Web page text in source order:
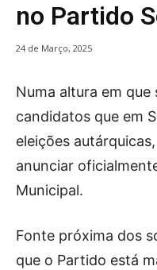
NATAL NAS FREGUESIAS
REGIÃO
CULTURA E LAZER
SOCIEDADE
OCORRÊNCIAS
DESPORTO
JOVENS PENSADORES
no Partido
24 de Março, 2025
Numa altura em
candidatos que em
eleições
anunciar
Municipal.
Fonte próxima dos
que o Partido está